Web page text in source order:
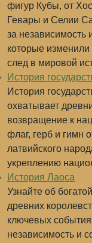
фигур Кубы, от
Гевары и Селии
за
которые изменили
след в мировой
История
История
охватывает
возвращение к
флаг, герб и гимн
латвийского
укреплению
История Лаоса
Узнайте об
древних
ключевых
независимость и